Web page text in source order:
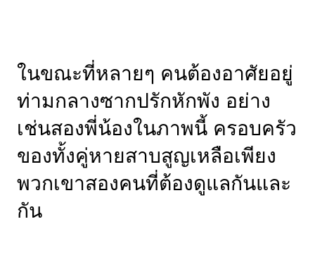
ในขณะที่หลายๆ คนต้องอาศัยอยู่
ท่ามกลางซากปรักหักพัง อย่าง
เช่นสองพี่น้องในภาพนี้ ครอบครัว
ของทั้งคู่หายสาบสูญเหลือเพียง
พวกเขาสองคนที่ต้องดูแลกันและ
กัน